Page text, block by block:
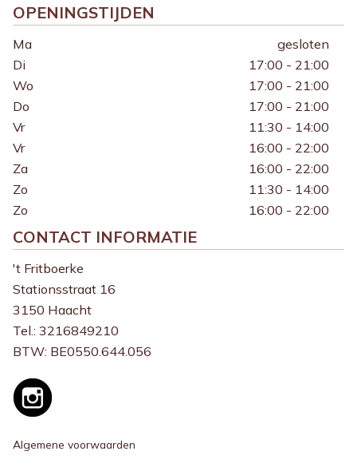
OPENINGSTIJDEN
Ma
gesloten
Di
17:00 - 21:00
Wo
17:00 - 21:00
Do
17:00 - 21:00
Vr
11:30 - 14:00
Vr
16:00 - 22:00
Za
16:00 - 22:00
Zo
11:30 - 14:00
Zo
16:00 - 22:00
CONTACT INFORMATIE
't Fritboerke
Stationsstraat 16
3150 Haacht
Tel.:3216849210
BTW: BE0550.644.056
Algemene voorwaarden